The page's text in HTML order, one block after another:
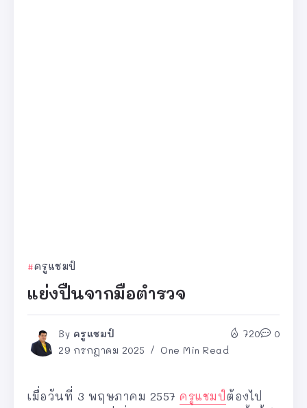
ครูแชมป์
แย่งปืนจากมือตำรวจ
By ครูแชมป์
29 กรกฎาคม 2025
One Min Read
720 0
เมื่อวันที่ 3 พฤษภาคม 2557 ครูแชมป์ ต้องไป